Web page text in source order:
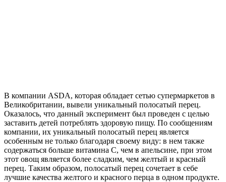
В компании ASDA, которая обладает сетью супермаркетов в
Великобритании, вывели уникальный полосатый перец.
Оказалось, что данный эксперимент был проведен с целью
заставить детей потреблять здоровую пищу. По сообщениям
компании, их уникальный полосатый перец является
особенным не только благодаря своему виду: в нем также
содержаться больше витамина C, чем в апельсине, при этом
этот овощ является более сладким, чем желтый и красный
перец. Таким образом, полосатый перец сочетает в себе
лучшие качества желтого и красного перца в одном продукте.